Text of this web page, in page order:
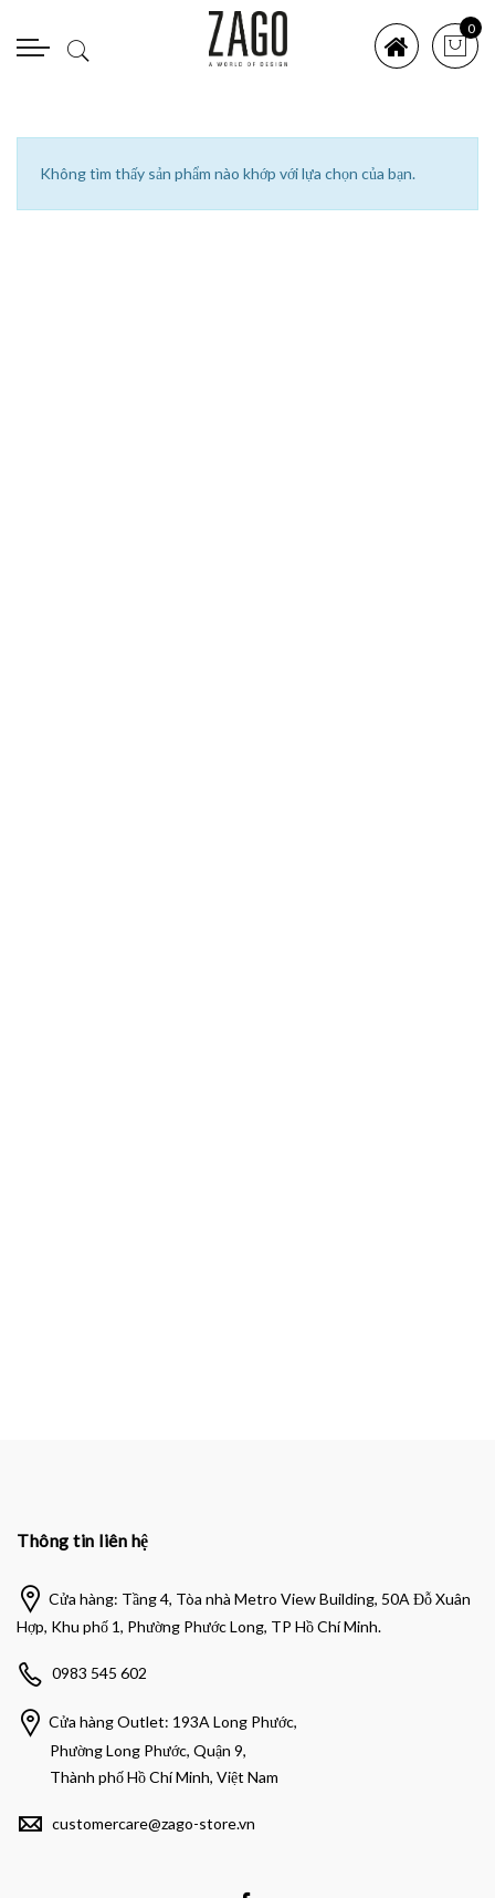
0
Không tìm thấy sản phẩm nào khớp với lựa chọn của bạn.
Thông tin liên hệ
Cửa hàng: Tầng 4, Tòa nhà Metro View Building, 50A Đỗ Xuân
Hợp, Khu phố 1, Phường Phước Long, TP Hồ Chí Minh.
0983 545 602
Cửa hàng Outlet: 193A Long Phước,
Phường Long Phước, Quận 9,
Thành phố Hồ Chí Minh, Việt Nam
customercare@zago-store.vn